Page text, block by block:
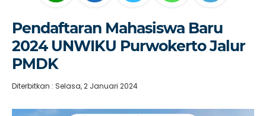
Pendaftaran Mahasiswa Baru
2024 UNWIKU Purwokerto Jalur
PMDK
Diterbitkan : Selasa, 2 Januari 2024